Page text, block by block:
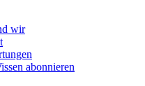
wir
abonnieren